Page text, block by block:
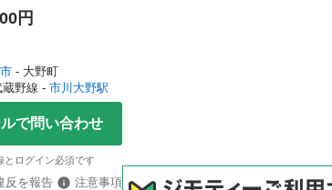
円
- 大野町
蔵野線 - 市川大野駅
で問い合わせ
ログイン必須です
反を報告
注意事項